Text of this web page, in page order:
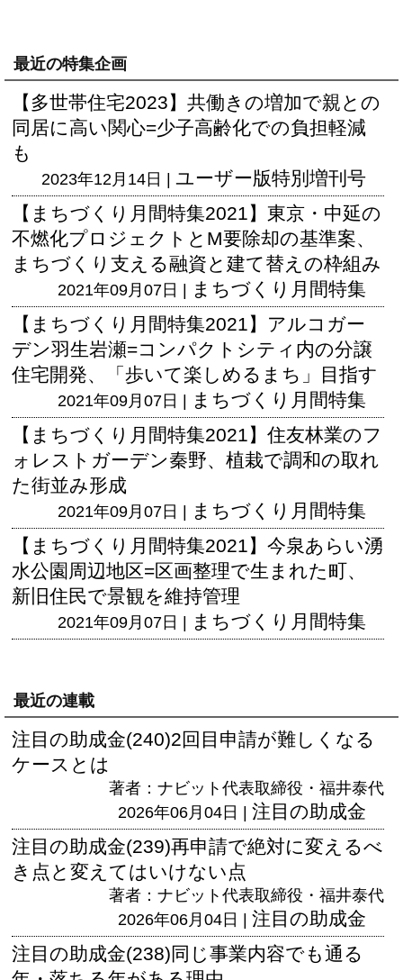
最近の特集企画
【多世帯住宅2023】共働きの増加で親との
同居に高い関心=少子高齢化での負担軽減
も
2023年12月14日 | ユーザー版特別増刊号
【まちづくり月間特集2021】東京・中延の
不燃化プロジェクトとM要除却の基準案、
まちづくり支える融資と建て替えの枠組み
2021年09月07日 |
まちづくり月間特集
【まちづくり月間特集2021】アルコガー
デン羽生岩瀬=コンパクトシティ内の分譲
住宅開発、「歩いて楽しめるまち」目指す
2021年09月07日 |
まちづくり月間特集
【まちづくり月間特集2021】住友林業のフ
ォレストガーデン秦野、植栽で調和の取れ
た街並み形成
2021年09月07日 |
まちづくり月間特集
【まちづくり月間特集2021】今泉あらい湧
水公園周辺地区=区画整理で生まれた町、
新旧住民で景観を維持管理
2021年09月07日 | まちづくり月間特集
最近の連載
注目の助成金(240)2回目申請が難しくなる
ケースとは
著者：ナビット代表取締役・福井泰代
2026年06月04日 | 注目の助成金
注目の助成金(239)再申請で絶対に変えるべ
き点と変えてはいけない点
著者：ナビット代表取締役・福井泰代
2026年06月04日 | 注目の助成金
注目の助成金(238)同じ事業内容でも通る